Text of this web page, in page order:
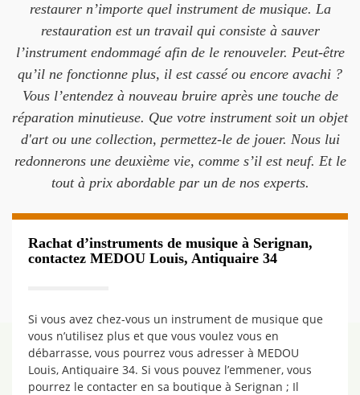
restaurer n’importe quel instrument de musique. La
restauration est un travail qui consiste à sauver
l’instrument endommagé afin de le renouveler. Peut-être
qu’il ne fonctionne plus, il est cassé ou encore avachi ?
Vous l’entendez à nouveau bruire après une touche de
réparation minutieuse. Que votre instrument soit un objet
d'art ou une collection, permettez-le de jouer. Nous lui
redonnerons une deuxième vie, comme s’il est neuf. Et le
tout à prix abordable par un de nos experts.
Rachat d’instruments de musique à Serignan,
contactez MEDOU Louis, Antiquaire 34
Si vous avez chez-vous un instrument de musique que
vous n’utilisez plus et que vous voulez vous en
débarrasse, vous pourrez vous adresser à MEDOU
Louis, Antiquaire 34. Si vous pouvez l’emmener, vous
pourrez le contacter en sa boutique à Serignan ; Il